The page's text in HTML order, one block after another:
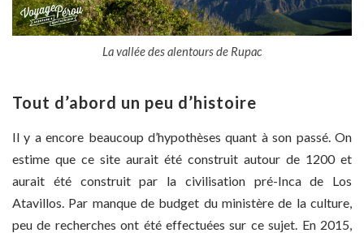
La vallée des alentours de Rupac
Tout d’abord un peu d’histoire
Il y a encore beaucoup d’hypothèses quant à son passé. On
estime que ce site aurait été construit autour de 1200 et
aurait été construit par la civilisation pré-Inca de Los
Atavillos. Par manque de budget du ministère de la culture,
peu de recherches ont été effectuées sur ce sujet. En 2015,